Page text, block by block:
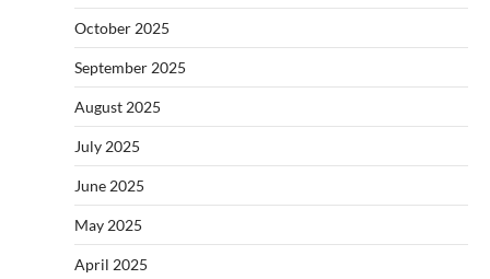
October 2025
September 2025
August 2025
July 2025
June 2025
May 2025
April 2025